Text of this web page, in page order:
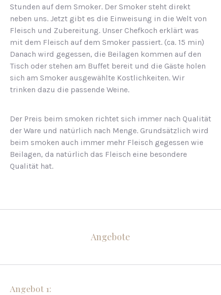
Stunden auf dem Smoker. Der Smoker steht direkt
neben uns. Jetzt gibt es die Einweisung in die Welt von
Fleisch und Zubereitung. Unser Chefkoch erklärt was
mit dem Fleisch auf dem Smoker passiert. (ca. 15 min)
Danach wird gegessen, die Beilagen kommen auf den
Tisch oder stehen am Buffet bereit und die Gäste holen
sich am Smoker ausgewählte Kostlichkeiten. Wir
trinken dazu die passende Weine.
Der Preis beim smoken richtet sich immer nach Qualität
der Ware und natürlich nach Menge. Grundsätzlich wird
beim smoken auch immer mehr Fleisch gegessen wie
Beilagen, da natürlich das Fleisch eine besondere
Qualität hat.
Angebote
Angebot 1: